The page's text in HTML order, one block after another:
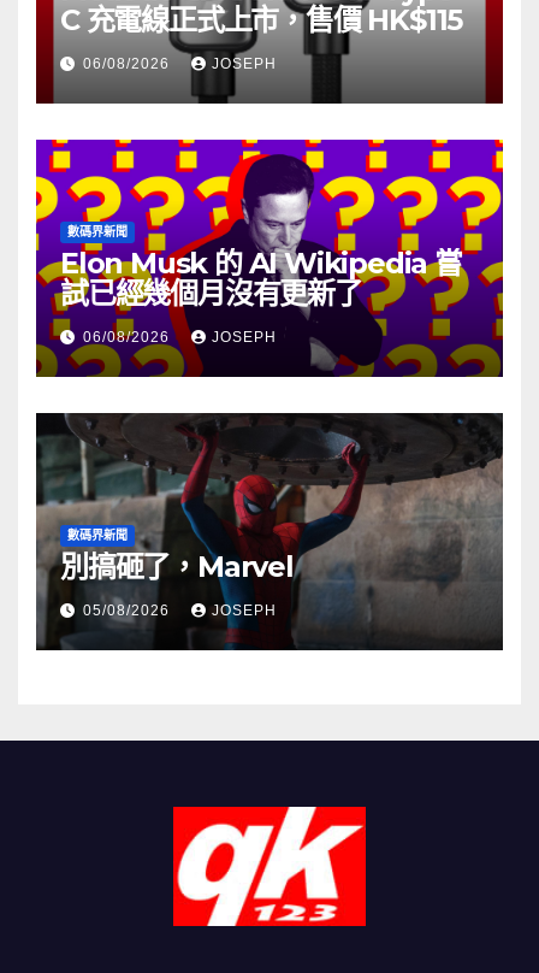
C 充電線正式上市，售價 HK$115
06/08/2026 JOSEPH
數碼界新聞
Elon Musk 的 AI Wikipedia 嘗
試已經幾個月沒有更新了
06/08/2026 JOSEPH
數碼界新聞
別搞砸了，Marvel
05/08/2026 JOSEPH